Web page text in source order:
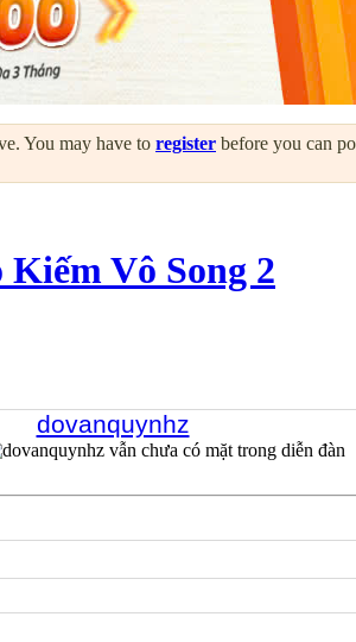
You may have to register before you can
Vô Song 2
dovanquynhz